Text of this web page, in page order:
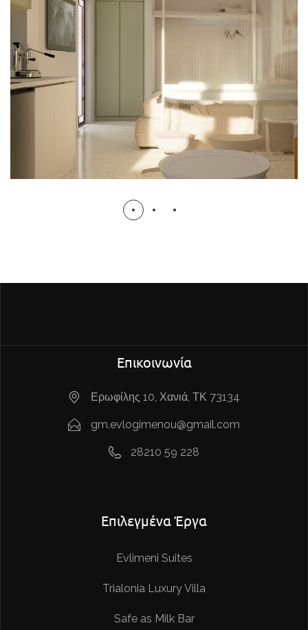
MINI APARTMENT
IN-PROGRESS
ΚΑΤΑΣΚΕΥΗ
Επικοινωνία
Ερωφίλης 10, Χανιά, ΤΚ 73134
gm.evlogimenou@gmail.com
28210 59 228
Επιλεγμένα Έργα
Evlimeni Suites
Trialonia Luxury Villa
Safe as Milk Bar